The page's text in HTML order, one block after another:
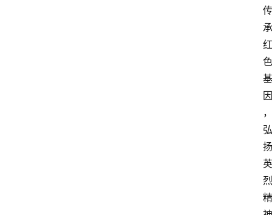
传
承
红
色
基
因
，
弘
扬
英
烈
精